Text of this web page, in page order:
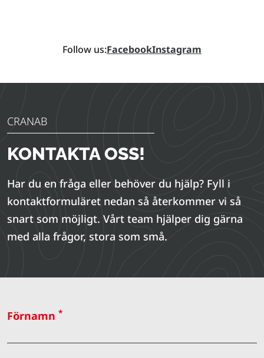
Follow us:FacebookInstagram
CRANAB
KONTAKTA OSS!
Har du en fråga eller behöver du hjälp? Fyll i
kontaktformuläret nedan så återkommer vi så
snart som möjligt. Vårt team hjälper dig gärna
med alla frågor, stora som små.
Förnamn *